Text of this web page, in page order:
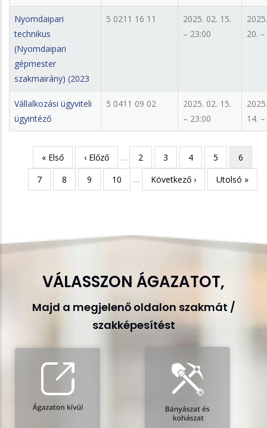
Nyomdaipari
technikus
(Nyomdaipari
gépmester
szakmairány) (2023
5 0211 16 11
2025. 02. 15.
– 23:00
20.
Vállalkozási ügyviteli
ügyintéző
5 0411 09 02
2025. 02. 15.
– 23:00
14.
Oldalszámozás
Első
oldal
« Első
Előző
oldal
‹ Előző … Page
2 Page
3 Page
4 Page
5
oldal
6
Page
7 Page
8 Page
9 Page
10 …
Következő
oldal
Következő ›
Utolsó
oldal
Utolsó »
VÁLASSZON ÁGAZATOT,
Majd a megjelenő oldalon szakmát /
szakképesítést